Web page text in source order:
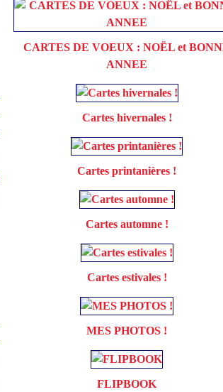
CARTES DE VOEUX : NOËL et
ANNEE
Cartes hivernales !
Cartes printanières !
Cartes automne !
Cartes estivales !
MES PHOTOS !
FLIPBOOK